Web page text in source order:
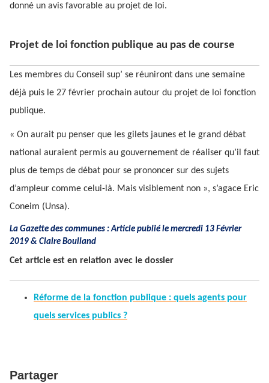
donné un avis favorable au projet de loi.
Projet de loi fonction publique au pas de course
Les membres du Conseil sup’ se réuniront dans une semaine
déjà puis le 27 février prochain autour du projet de loi fonction
publique.
« On aurait pu penser que les gilets jaunes et le grand débat
national auraient permis au gouvernement de réaliser qu’il faut
plus de temps de débat pour se prononcer sur des sujets
d’ampleur comme celui-là. Mais visiblement non », s’agace Eric
Coneim (Unsa).
La Gazette des communes : Article publié le mercredi 13 Février
2019 & Claire Boulland
Cet article est en relation avec le dossier
Réforme de la fonction publique : quels agents pour
quels services publics ?
Partager